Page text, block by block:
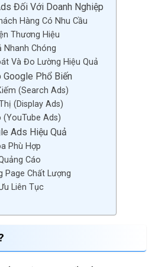
Đối Với Doanh Nghiệp
Hàng Có Nhu Cầu
Thương Hiệu
Nhanh Chóng
Và Đo Lường Hiệu Quả
Google Phổ Biến
(Search Ads)
(Display Ads)
(YouTube Ads)
Ads Hiệu Quả
Phù Hợp
Cáo
Page Chất Lượng
Liên Tục